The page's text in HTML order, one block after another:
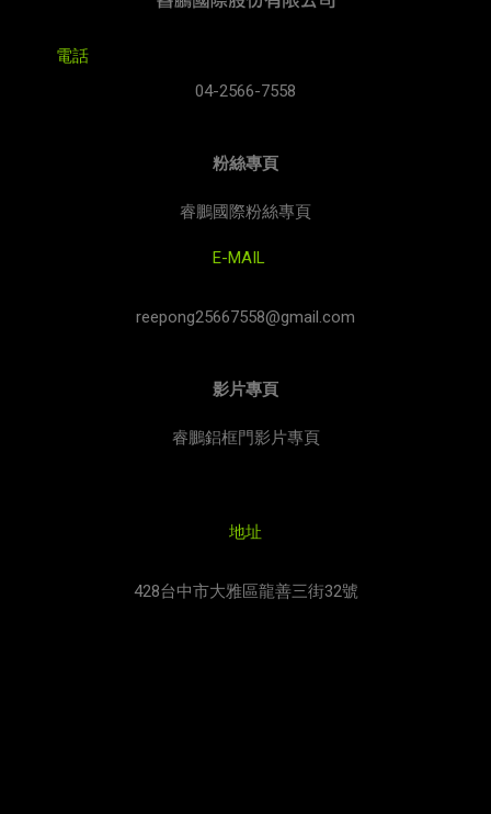
電話
04-2566-7558
粉絲專頁
睿鵬國際粉絲專頁
E-MAIL
reepong25667558@gmail.com
影片專頁
睿鵬鋁框門影片專頁
地址
428台中市大雅區龍善三街32號